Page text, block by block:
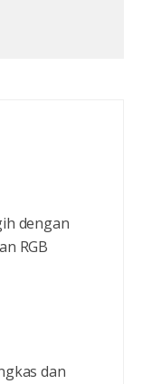
dengan
RGB
dan